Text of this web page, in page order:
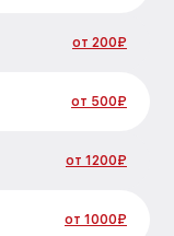
от 200₽
от 500₽
от 1200₽
от 1000₽